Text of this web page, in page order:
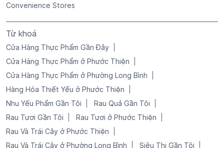
Convenience Stores
Từ khoá
Cửa Hàng Thực Phẩm Gần Đây
Cửa Hàng Thực Phẩm ở Phước Thiện
Cửa Hàng Thực Phẩm ở Phường Long Bình
Hàng Hóa Thiết Yếu ở Phước Thiện
Nhu Yếu Phẩm Gần Tôi
Rau Quả Gần Tôi
Rau Tươi Gần Tôi
Rau Tươi ở Phước Thiện
Rau Và Trái Cây ở Phước Thiện
Rau Và Trái Cây ở Phường Long Bình
Siêu Thị Gần Tôi